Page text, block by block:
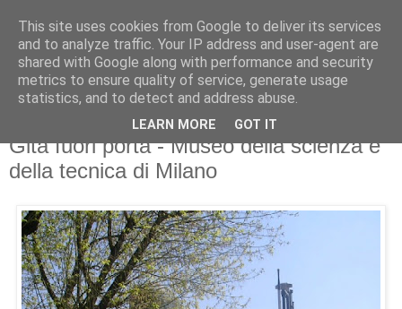
Gita fuori porta - Museo della scienza e
della tecnica di Milano
This site uses cookies from Google to deliver its services
and to analyze traffic. Your IP address and user-agent are
shared with Google along with performance and security
metrics to ensure quality of service, generate usage
statistics, and to detect and address abuse.
LEARN MORE GOT IT